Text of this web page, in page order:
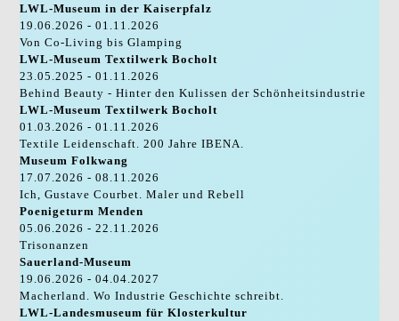
LWL-Museum in der Kaiserpfalz
19.06.2026 - 01.11.2026
Von Co-Living bis Glamping
LWL-Museum Textilwerk Bocholt
23.05.2025 - 01.11.2026
Behind Beauty - Hinter den Kulissen der Schönheitsindustrie
LWL-Museum Textilwerk Bocholt
01.03.2026 - 01.11.2026
Textile Leidenschaft. 200 Jahre IBENA.
Museum Folkwang
17.07.2026 - 08.11.2026
Ich, Gustave Courbet. Maler und Rebell
Poenigeturm Menden
05.06.2026 - 22.11.2026
Trisonanzen
Sauerland-Museum
19.06.2026 - 04.04.2027
Macherland. Wo Industrie Geschichte schreibt.
LWL-Landesmuseum für Klosterkultur